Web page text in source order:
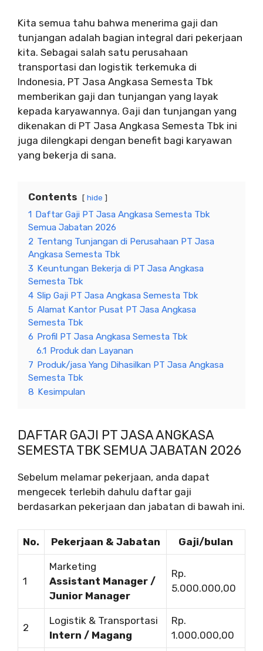
Kita semua tahu bahwa menerima gaji dan
tunjangan adalah bagian integral dari pekerjaan
kita. Sebagai salah satu perusahaan
transportasi dan logistik terkemuka di
Indonesia, PT Jasa Angkasa Semesta Tbk
memberikan gaji dan tunjangan yang layak
kepada karyawannya. Gaji dan tunjangan yang
dikenakan di PT Jasa Angkasa Semesta Tbk ini
juga dilengkapi dengan benefit bagi karyawan
yang bekerja di sana.
Contents hide
1 Daftar Gaji PT Jasa Angkasa Semesta Tbk
Semua Jabatan 2026
2 Tentang Tunjangan di Perusahaan PT Jasa
Angkasa Semesta Tbk
3 Keuntungan Bekerja di PT Jasa Angkasa
Semesta Tbk
4 Slip Gaji PT Jasa Angkasa Semesta Tbk
5 Alamat Kantor Pusat PT Jasa Angkasa
Semesta Tbk
6 Profil PT Jasa Angkasa Semesta Tbk
6.1 Produk dan Layanan
7 Produk/jasa Yang Dihasilkan PT Jasa Angkasa
Semesta Tbk
8 Kesimpulan
DAFTAR GAJI PT JASA ANGKASA
SEMESTA TBK SEMUA JABATAN 2026
Sebelum melamar pekerjaan, anda dapat
mengecek terlebih dahulu daftar gaji
berdasarkan pekerjaan dan jabatan di bawah ini.
No. Pekerjaan & Jabatan Gaji/bulan
1
Marketing
Assistant Manager /
Junior Manager
Rp.
5.000.000,00
2
Logistik & Transportasi
Intern / Magang
Rp.
1.000.000,00